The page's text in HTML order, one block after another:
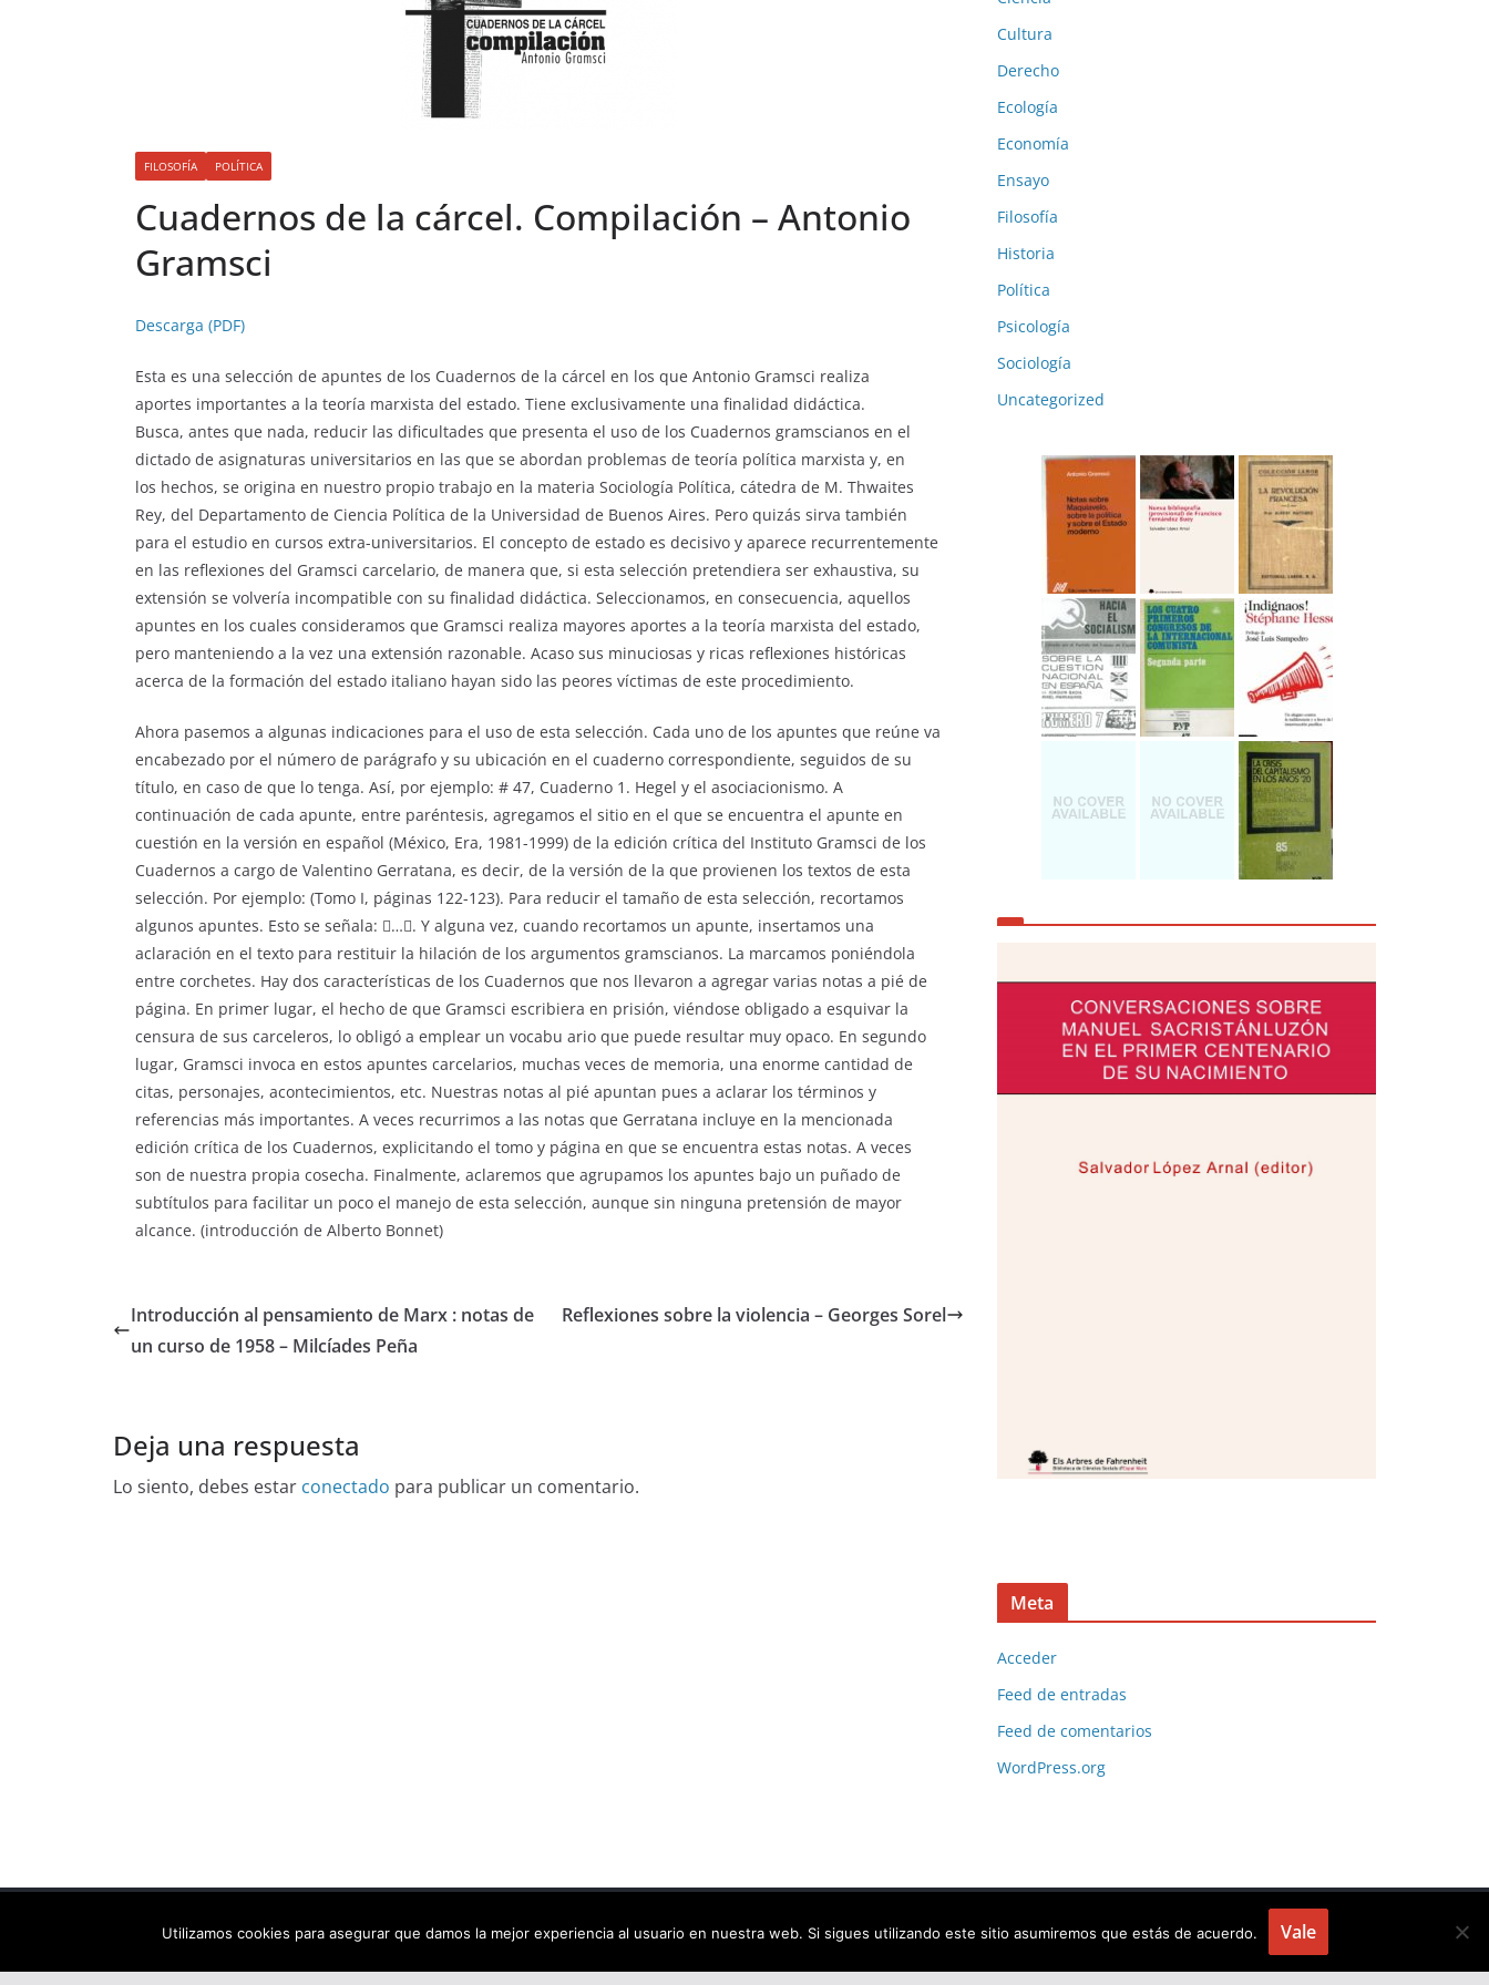
FILOSOFÍA POLÍTICA
Cuadernos de la cárcel. Compilación – Antonio
Gramsci
Descarga (PDF)
Esta es una selección de apuntes de los Cuadernos de la cárcel en los que Antonio Gramsci realiza
aportes importantes a la teoría marxista del estado. Tiene exclusivamente una finalidad didáctica.
Busca, antes que nada, reducir las dificultades que presenta el uso de los Cuadernos gramscianos en el
dictado de asignaturas universitarios en las que se abordan problemas de teoría política marxista y, en
los hechos, se origina en nuestro propio trabajo en la materia Sociología Política, cátedra de M. Thwaites
Rey, del Departamento de Ciencia Política de la Universidad de Buenos Aires. Pero quizás sirva también
para el estudio en cursos extra-­universitarios. El concepto de estado es decisivo y aparece recurrentemente
en las reflexiones del Gramsci carcelario, de manera que, si esta selección pretendiera ser exhaustiva, su
extensión se volvería incompatible con su finalidad didáctica. Seleccionamos, en consecuencia, aquellos
apuntes en los cuales consideramos que Gramsci realiza mayores aportes a la teoría marxista del estado,
pero manteniendo a la vez una extensión razonable. Acaso sus minuciosas y ricas reflexiones históricas
acerca de la formación del estado italiano hayan sido las peores víctimas de este procedimiento.
Ahora pasemos a algunas indicaciones para el uso de esta selección. Cada uno de los apuntes que reúne va
encabezado por el número de parágrafo y su ubicación en el cuaderno correspondiente, seguidos de su
título, en caso de que lo tenga. Así, por ejemplo: # 47, Cuaderno 1. Hegel y el asociacionismo. A
continuación de cada apunte, entre paréntesis, agregamos el sitio en el que se encuentra el apunte en
cuestión en la versión en español (México, Era, 1981-­1999) de la edición crítica del Instituto Gramsci de los
Cuadernos a cargo de Valentino Gerratana, es decir, de la versión de la que provienen los textos de esta
selección. Por ejemplo: (Tomo I, páginas 122-­123). Para reducir el tamaño de esta selección, recortamos
algunos apuntes. Esto se señala: …. Y alguna vez, cuando recortamos un apunte, insertamos una
aclaración en el texto para restituir la hilación de los argumentos gramscianos. La marcamos poniéndola
entre corchetes. Hay dos características de los Cuadernos que nos llevaron a agregar varias notas a pié de
página. En primer lugar, el hecho de que Gramsci escribiera en prisión, viéndose obligado a esquivar la
censura de sus carceleros, lo obligó a emplear un vocabu ario que puede resultar muy opaco. En segundo
lugar, Gramsci invoca en estos apuntes carcelarios, muchas veces de memoria, una enorme cantidad de
citas, personajes, acontecimientos, etc. Nuestras notas al pié apuntan pues a aclarar los términos y
referencias más importantes. A veces recurrimos a las notas que Gerratana incluye en la mencionada
edición crítica de los Cuadernos, explicitando el tomo y página en que se encuentra estas notas. A veces
son de nuestra propia cosecha. Finalmente, aclaremos que agrupamos los apuntes bajo un puñado de
subtítulos para facilitar un poco el manejo de esta selección, aunque sin ninguna pretensión de mayor
alcance. (introducción de Alberto Bonnet)
Introducción al pensamiento de Marx : notas de
un curso de 1958 – Milcíades Peña
Reflexiones sobre la violencia – Georges Sorel
Deja una respuesta
Lo siento, debes estar conectado para publicar un comentario.
Cultura
Derecho
Ecología
Economía
Ensayo
Filosofía
Historia
Política
Psicología
Sociología
Uncategorized
Meta
Acceder
Feed de entradas
Feed de comentarios
WordPress.org
Copyright © 2026 Els arbres de Fahrenheit: biblioteca virtual
. Todos los derechos reservados.
Utilizamos cookies para asegurar que damos la mejor experiencia al usuario en nuestra web. Si sigues utilizando este sitio asumiremos que estás de acuerdo. Vale